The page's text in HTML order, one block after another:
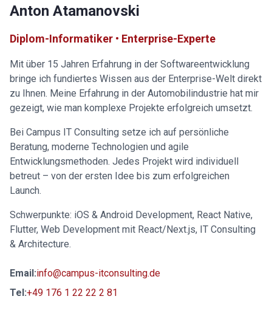
Anton Atamanovski
Diplom-Informatiker • Enterprise-Experte
Mit über 15 Jahren Erfahrung in der Softwareentwicklung
bringe ich fundiertes Wissen aus der Enterprise-Welt direkt
zu Ihnen. Meine Erfahrung in der Automobilindustrie hat mir
gezeigt, wie man komplexe Projekte erfolgreich umsetzt.
Bei Campus IT Consulting setze ich auf persönliche
Beratung, moderne Technologien und agile
Entwicklungsmethoden. Jedes Projekt wird individuell
betreut – von der ersten Idee bis zum erfolgreichen
Launch.
Schwerpunkte: iOS & Android Development, React Native,
Flutter, Web Development mit React/Next.js, IT Consulting
& Architecture.
Email:info@campus-itconsulting.de
Tel:+49 176 1 22 22 2 81